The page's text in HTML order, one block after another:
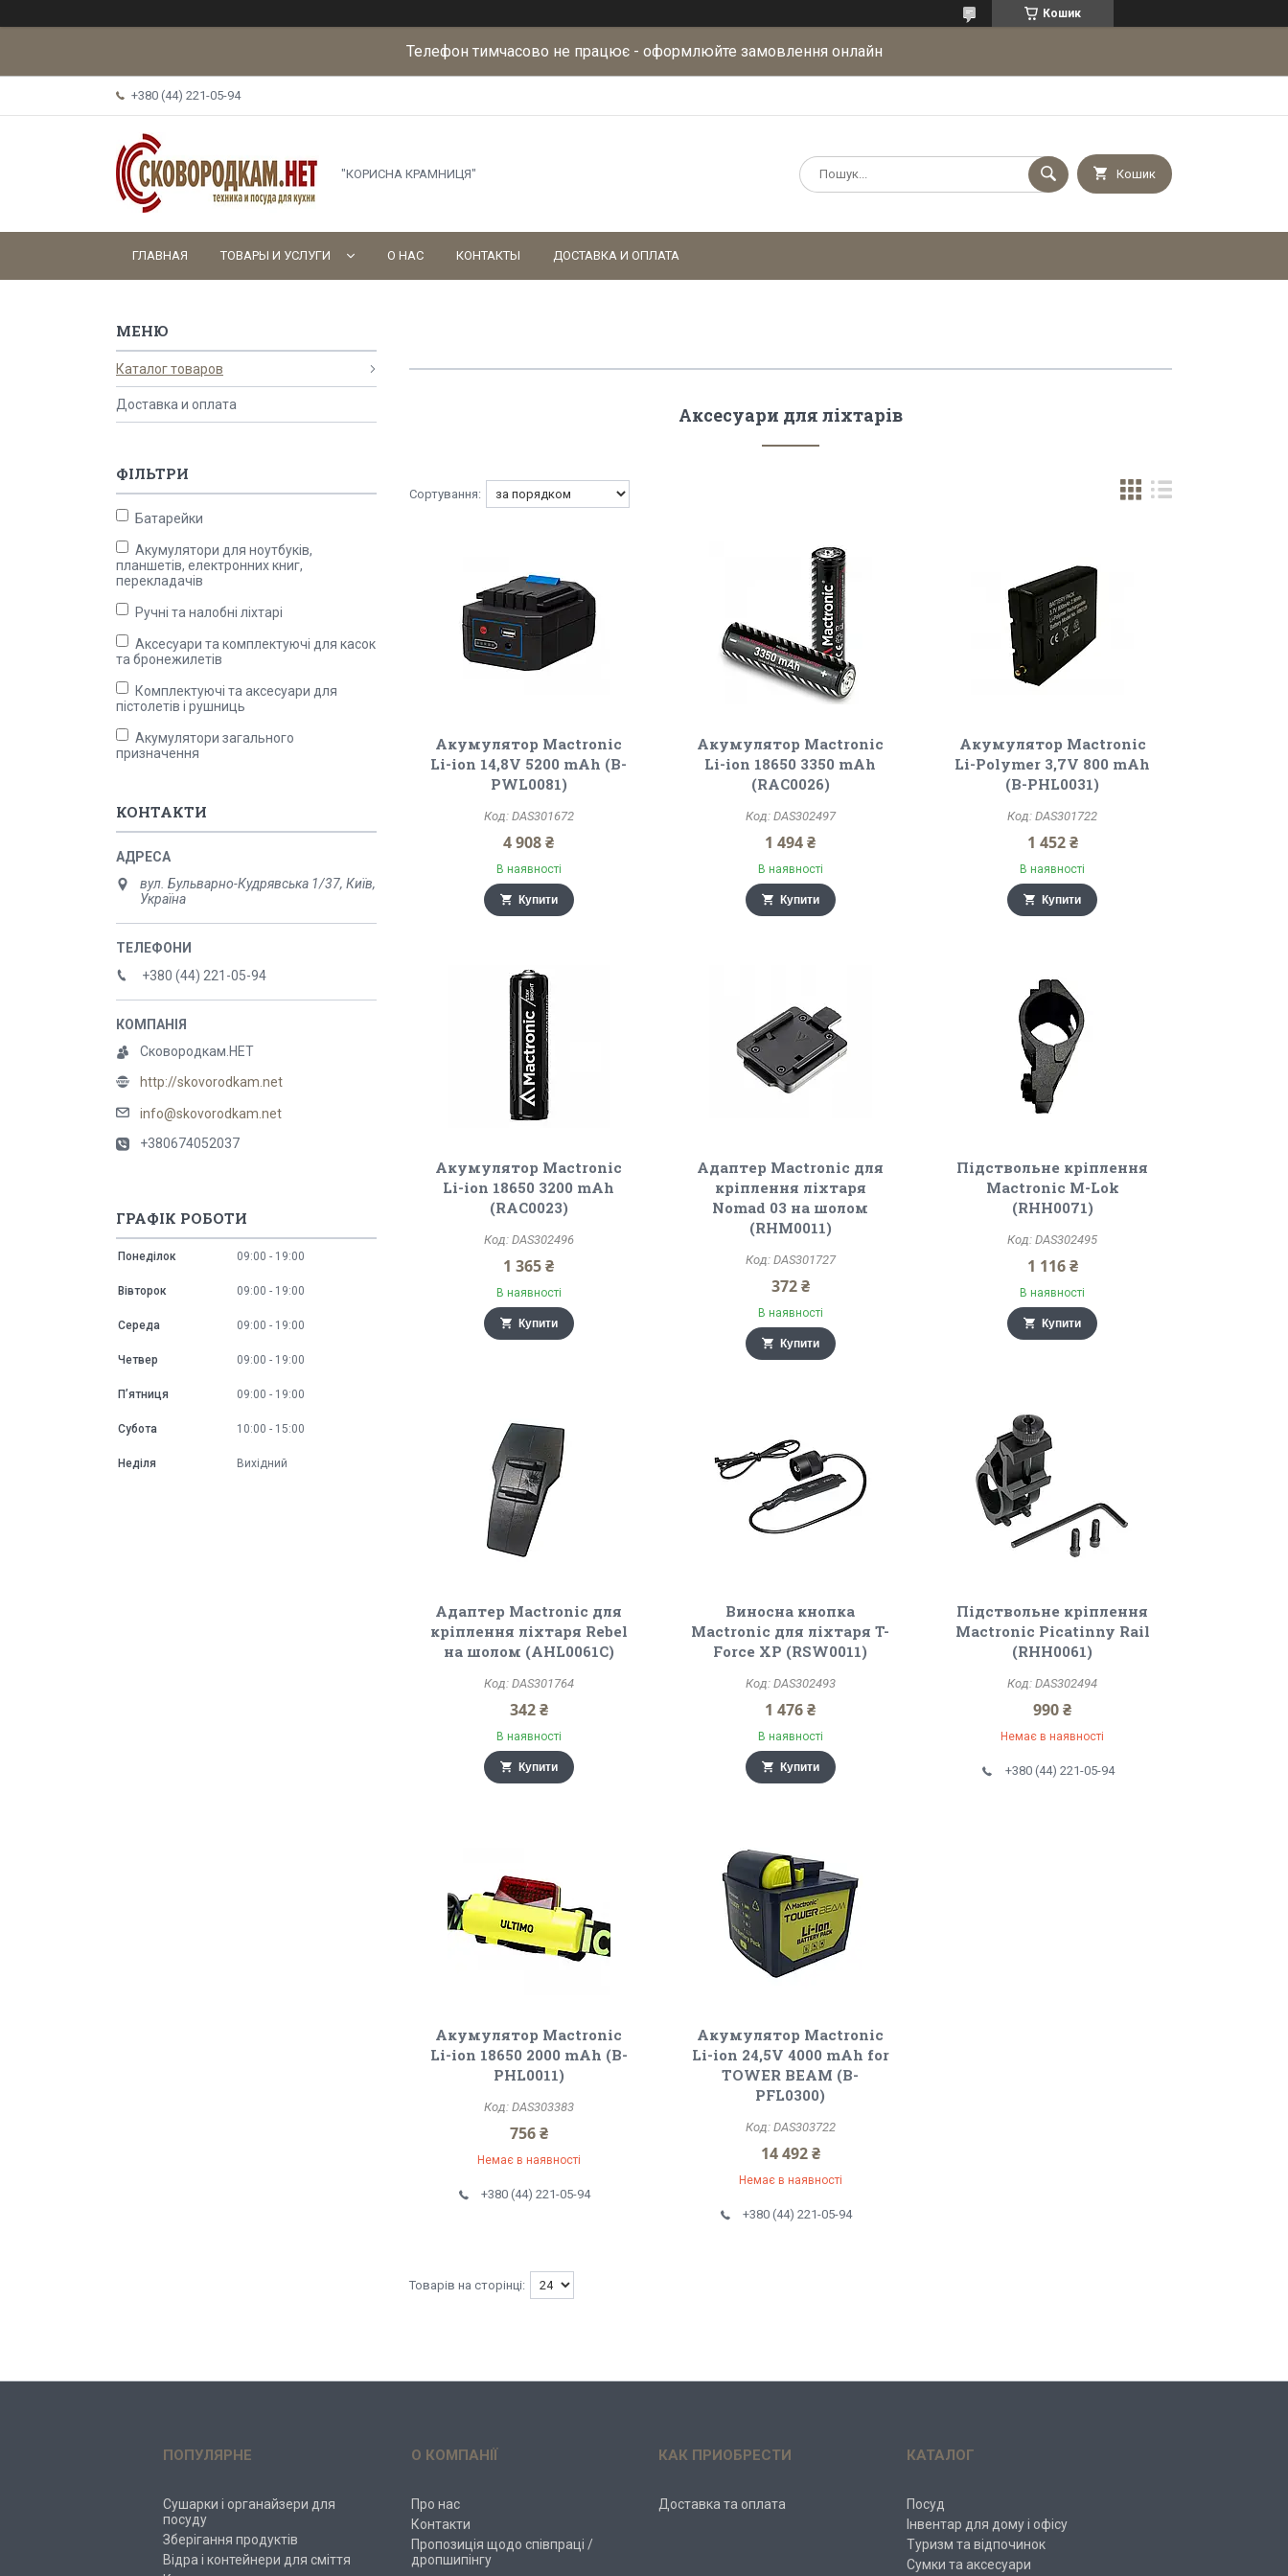
Кошик
Телефон тимчасово не працює - оформлюйте замовлення онлайн
+380 (44) 221-05-94
"КОРИСНА КРАМНИЦЯ" Кошик
ГЛАВНАЯ ТОВАРЫ И УСЛУГИ О НАС КОНТАКТЫ ДОСТАВКА И ОПЛАТА
Аксесуари для ліхтарів
Акумулятор Mactronic
Li-ion 14,8V 5200 mAh (B-
PWL0081)
DAS301672
4 908 ₴
В наявності
Купити
Акумулятор Mactronic
Li-ion 18650 3350 mAh
(RAC0026)
DAS302497
1 494 ₴
В наявності
Купити
Акумулятор Mactronic
Li-Polymer 3,7V 800 mAh
(B-PHL0031)
DAS301722
1 452 ₴
В наявності
Купити
Акумулятор Mactronic
Li-ion 18650 3200 mAh
(RAC0023)
DAS302496
1 365 ₴
В наявності
Купити
Адаптер Mactronic для
кріплення ліхтаря
Nomad 03 на шолом
(RHM0011)
DAS301727
372 ₴
В наявності
Купити
Підствольне кріплення
Mactronic M-Lok
(RHH0071)
DAS302495
1 116 ₴
В наявності
Купити
Адаптер Mactronic для
кріплення ліхтаря Rebel
на шолом (AHL0061C)
DAS301764
342 ₴
В наявності
Купити
Виносна кнопка
Mactronic для ліхтаря T-
Force XP (RSW0011)
DAS302493
1 476 ₴
В наявності
Купити
Підствольне кріплення
Mactronic Picatinny Rail
(RHH0061)
DAS302494
990 ₴
Немає в наявності
+380 (44) 221-05-94
Акумулятор Mactronic
Li-ion 18650 2000 mAh (B-
PHL0011)
DAS303383
756 ₴
Немає в наявності
+380 (44) 221-05-94
Акумулятор Mactronic
Li-ion 24,5V 4000 mAh for
TOWER BEAM (B-
PFL0300)
DAS303722
14 492 ₴
Немає в наявності
+380 (44) 221-05-94
Каталог товаров
Доставка и оплата
ФІЛЬТРИ
Батарейки
Акумулятори для ноутбуків,
планшетів, електронних книг,
перекладачів
Ручні та налобні ліхтарі
Аксесуари та комплектуючі для касок
та бронежилетів
Комплектуючі та аксесуари для
пістолетів і рушниць
Акумулятори загального
призначення
КОНТАКТИ
вул. Бульварно-Кудрявська 1/37, Київ,
Україна
+380 (44) 221-05-94
Сковородкам.НЕТ
http://skovorodkam.net
info@skovorodkam.net
+380674052037
ГРАФІК РОБОТИ
Понеділок 09:00 19:00
Вівторок 09:00 19:00
Середа 09:00 19:00
Четвер 09:00 19:00
Пʼятниця 09:00 19:00
Субота 10:00 15:00
Неділя Вихідний
ПОПУЛЯРНЕ
Сушарки і органайзери для
посуду
Зберігання продуктів
Відра і контейнери для сміття
О КОМПАНІЇ
Про нас
Контакти
Пропозиція щодо співпраці /
дропшипінгу
КАК ПРИОБРЕСТИ
Доставка та оплата
КАТАЛОГ
Посуд
Інвентар для дому і офісу
Туризм та відпочинок
Сумки та аксесуари